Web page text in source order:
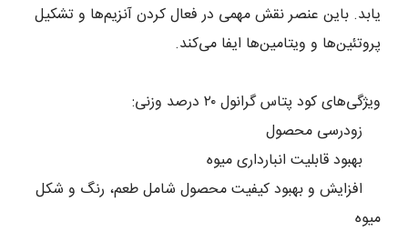
یابد. باین عنصر نقش مهمی در فعال کردن آنزیم‌ها و تشکیل
پروتئین­‌ها و ویتامین­‌ها ایفا می‌­کند.
ویژگی‌های کود پتاس گرانول ۲۰ درصد وزنی:
زودرسی محصول
بهبود قابلیت انبارداری میوه
افزایش و بهبود کیفیت محصول شامل طعم، رنگ و شکل
میوه